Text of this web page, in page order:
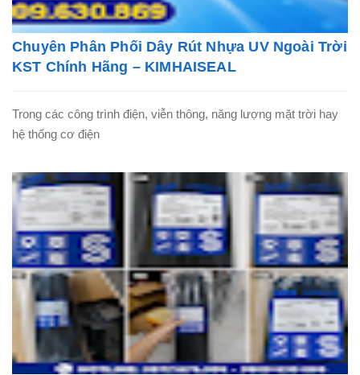
Chuyên Phân Phối Dây Rút Nhựa UV Ngoài Trời
KST Chính Hãng – KIMHAISEAL
Trong các công trình điện, viễn thông, năng lượng mặt trời hay
hệ thống cơ điện